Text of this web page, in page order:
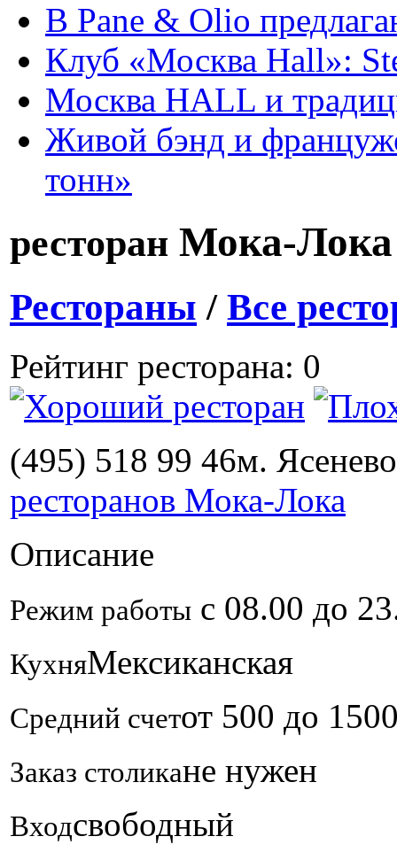
В Pane & Olio
Клуб «Москва Hall»:
Москва HALL и
Живой бэнд и
тонн»
ресторан Мока-
Рестораны / Все
Рейтинг ресторана: 0
(495) 518 99 46м. Ясенево
ресторанов Мока-Лока
Описание
Режим работы с 08.00 до
КухняМексиканская
Средний счетот 500 до
Заказ столикане нужен
Входсвободный